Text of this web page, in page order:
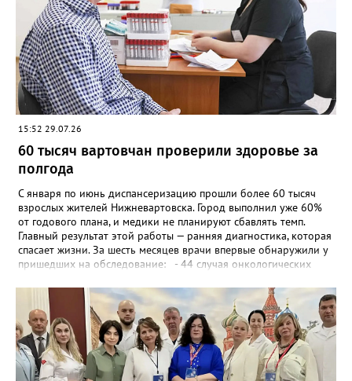
реаниматологи, трансфузиологи, окулисты, ЛОР-врачи,
фармакологи. Без слаженной работы команды шансов бы не
было. Когда угроза жизни миновала, началось восстановление.
Сначала — первые шаги, потом — речь и память. А главное —
зрение, которое тоже удалось спасти. Через четыре месяца
финальный аккорд: краниопластика с полимерными
имплантами, которые закрыли дефекты черепа. Сегодня
пациент выписан. Он снова видит, ходит и возвращается к
обычной жизни.
15:52 29.07.26
60 тысяч вартовчан проверили здоровье за
полгода
С января по июнь диспансеризацию прошли более 60 тысяч
взрослых жителей Нижневартовска. Город выполнил уже 60%
от годового плана, и медики не планируют сбавлять темп.
Главный результат этой работы — ранняя диагностика, которая
спасает жизни. За шесть месяцев врачи впервые обнаружили у
пришедших на обследование: - 44 случая онкологических
диабета; - 438 сердечно-сосудистых патологий; - 921 случай
ожирения. Медики фиксируют важный сдвиг в сознании
горожан: всё больше людей приходят на осмотр без жалоб, для
профилактики. Пройти обследование можно бесплатно в
любой будний день до вечера или в субботу. Фото:
www.pinterest.com